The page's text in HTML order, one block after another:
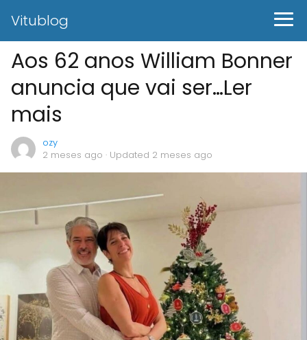
Vitublog
Aos 62 anos William Bonner
anuncia que vai ser…Ler
mais
ozy
2 meses ago · Updated 2 meses ago